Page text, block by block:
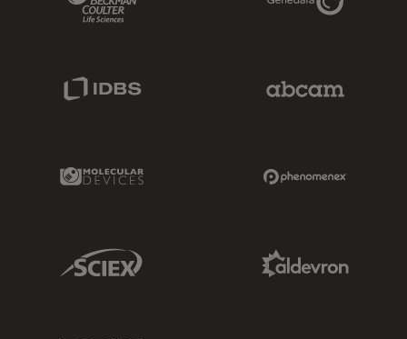
Molecular Devices Link
Sciex Link